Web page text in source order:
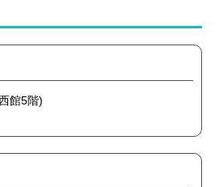
館5階)